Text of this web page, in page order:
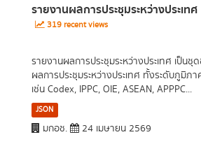
รายงานผลการประชุมระหว่างประเทศ
319 recent views
รายงานผลการประชุมระหว่างประเทศ เป็น
ผลการประชุมระหว่างประเทศ ทั้งระดับภูมิภ
เช่น Codex, IPPC, OIE, ASEAN, APPPC...
JSON
มกอช. 24 เมษายน 2569